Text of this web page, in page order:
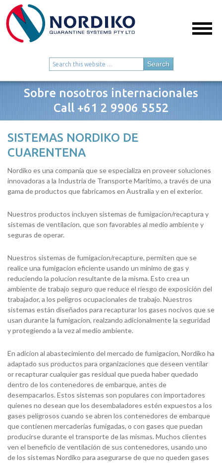
Sobre nosotros internacionales
Call +61 2 9906 5552
SISTEMAS NORDIKO DE
CUARENTENA
Nordiko es una companía que se especializa en proveer soluciones
innovadoras a la Industria de Transporte Marítimo, a través de una
gama de productos que fabricamos en Australia y en el exterior.
Nuestros productos incluyen sistemas de fumigacíon/recaptura y
sistemas de ventilacíon, que son favorables al medio ambiente y
seguras de operar.
Nuestros sistemas de fumigacíon/recapture, permiten que se
realice una fumigacíon eficiente usando un mínimo de gas y
reduciendo la polucíon resultante de la misma. Esto crea un
ambiente de trabajo seguro que reduce el riesgo de exposición del
trabajador, a los peligros ocupacionales de trabajo. Nuestros
sistemas están diseñados para recapturar los gases nocivos que se
usan durante la fumigacíon, realzando adicionalmente la seguridad
y protegiendo a la vez al medio ambiente.
En adicíon al abastecimiento del mercado de fumigacíon, Nordiko ha
adaptado sus productos para organizaciones que deseen ventilar
or recapturar cualquier gas residual que pueda haber quedado
dentro de los contenedores de embarque, antes de
desempacarlos. Estos sistemas son populares con importadores
quienes no desean que los desembaladores estén expuestos a los
gases peligrosos cuando se abren los contenedores de embarque
que contienen mercaderías fumigadas, o con gases que puedan
producirse durante el transporte de las mismas. Muchos clientes
ven el beneficio de ventilación de sus contenedores, usando uno
de los sistemas Nordiko para asegurarse de que no queden gases